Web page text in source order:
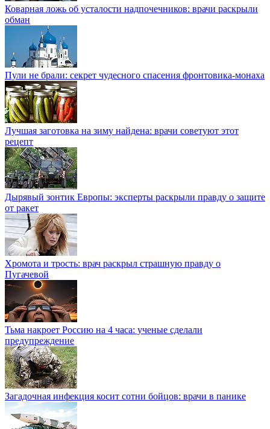
Коварная ложь об усталости надпочечников: врачи раскрыли
обман
Пули не брали: секрет чудесного спасения фронтовика-монаха
Лучшая заготовка на зиму найдена: врачи советуют этот
рецепт
Дырявый зонтик Европы: эксперты раскрыли правду о защите
от ракет
Хромота и трость: врач раскрыл страшную правду о
Пугачевой
Тьма накроет Россию на 4 часа: ученые сделали
предупреждение
Загадочная инфекция косит сотни бойцов: врачи в панике